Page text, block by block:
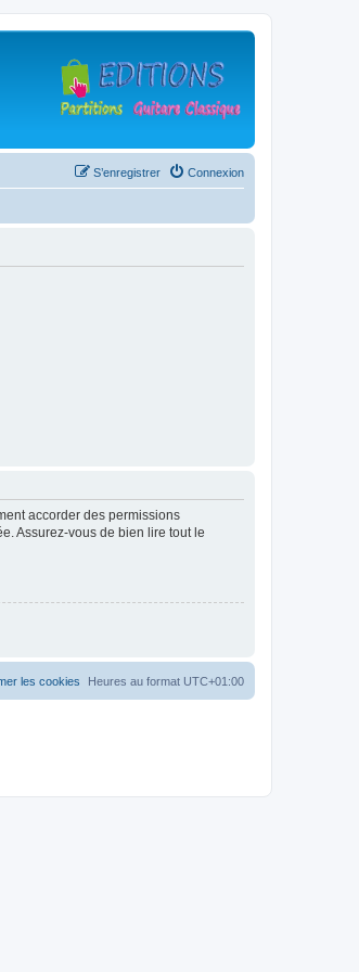
Connexion
S’enregistrer
accorder des permissions
Assurez-vous de bien lire tout le
Heures au format UTC+01:00
les cookies